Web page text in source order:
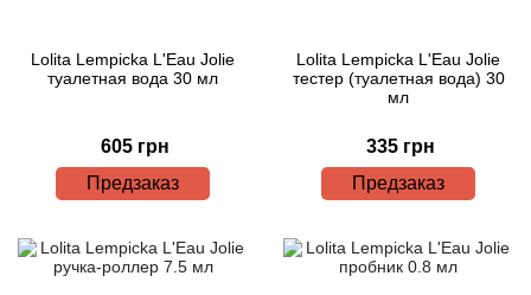
Lolita Lempicka L'Eau Jolie
туалетная вода 30 мл
605 грн
Предзаказ
Lolita Lempicka L'Eau Jolie
тестер (туалетная вода) 30
мл
335 грн
Предзаказ